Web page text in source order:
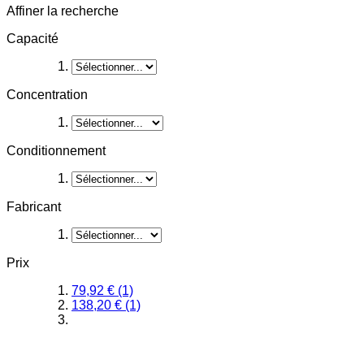
Affiner la recherche
Capacité
Concentration
Conditionnement
Fabricant
Prix
79,92 € (1)
138,20 € (1)